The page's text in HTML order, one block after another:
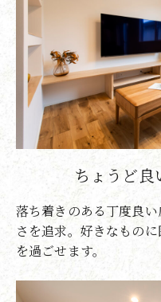
ちょうど
落ち着きのある丁度良
さを追求。好きなもの
を過ごせます。